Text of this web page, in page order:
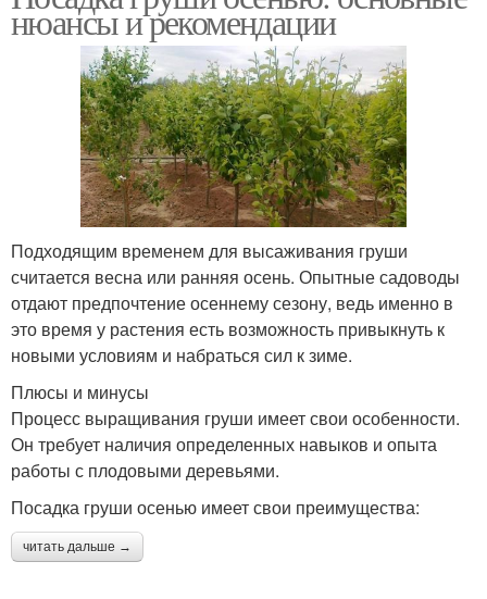
нюансы и рекомендации
Подходящим временем для высаживания груши
считается весна или ранняя осень. Опытные садоводы
отдают предпочтение осеннему сезону, ведь именно в
это время у растения есть возможность привыкнуть к
новыми условиям и набраться сил к зиме.
Плюсы и минусы
Процесс выращивания груши имеет свои особенности.
Он требует наличия определенных навыков и опыта
работы с плодовыми деревьями.
Посадка груши осенью имеет свои преимущества:
читать дальше →